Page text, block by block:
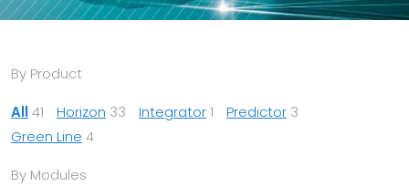
By Product
All41 Horizon 33 Integrator1 Predictor 3
Green Line 4
By Modules